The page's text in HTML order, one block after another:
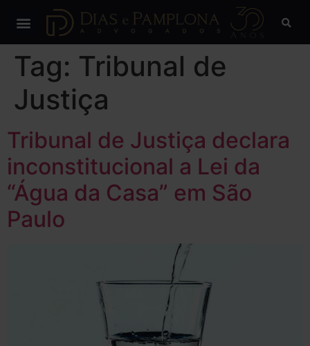
Tag: Tribunal de
Justiça
Tribunal de Justiça declara
inconstitucional a Lei da
“Água da Casa” em São
Paulo